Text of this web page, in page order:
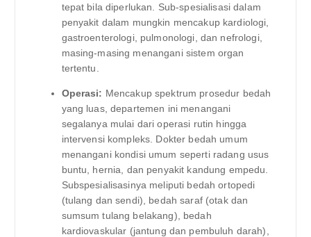
tepat bila diperlukan. Sub-spesialisasi dalam
penyakit dalam mungkin mencakup kardiologi,
gastroenterologi, pulmonologi, dan nefrologi,
masing-masing menangani sistem organ
tertentu.
Operasi: Mencakup spektrum prosedur bedah
yang luas, departemen ini menangani
segalanya mulai dari operasi rutin hingga
intervensi kompleks. Dokter bedah umum
menangani kondisi umum seperti radang usus
buntu, hernia, dan penyakit kandung empedu.
Subspesialisasinya meliputi bedah ortopedi
(tulang dan sendi), bedah saraf (otak dan
sumsum tulang belakang), bedah
kardiovaskular (jantung dan pembuluh darah),